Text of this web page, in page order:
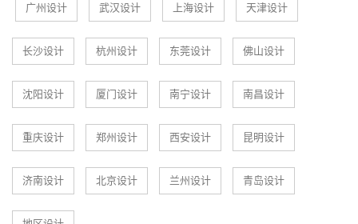
广州设计 武汉设计 上海设计 天津设计
长沙设计 杭州设计 东莞设计 佛山设计
沈阳设计 厦门设计 南宁设计 南昌设计
重庆设计 郑州设计 西安设计 昆明设计
济南设计 北京设计 兰州设计 青岛设计